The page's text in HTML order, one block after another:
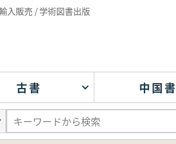
入販売 / 学術図書出版
古書 中国書